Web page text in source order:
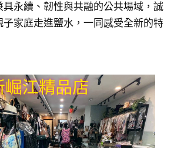
具永續、韌性與共融的公共場域，誠
子家庭走進鹽水，一同感受全新的特